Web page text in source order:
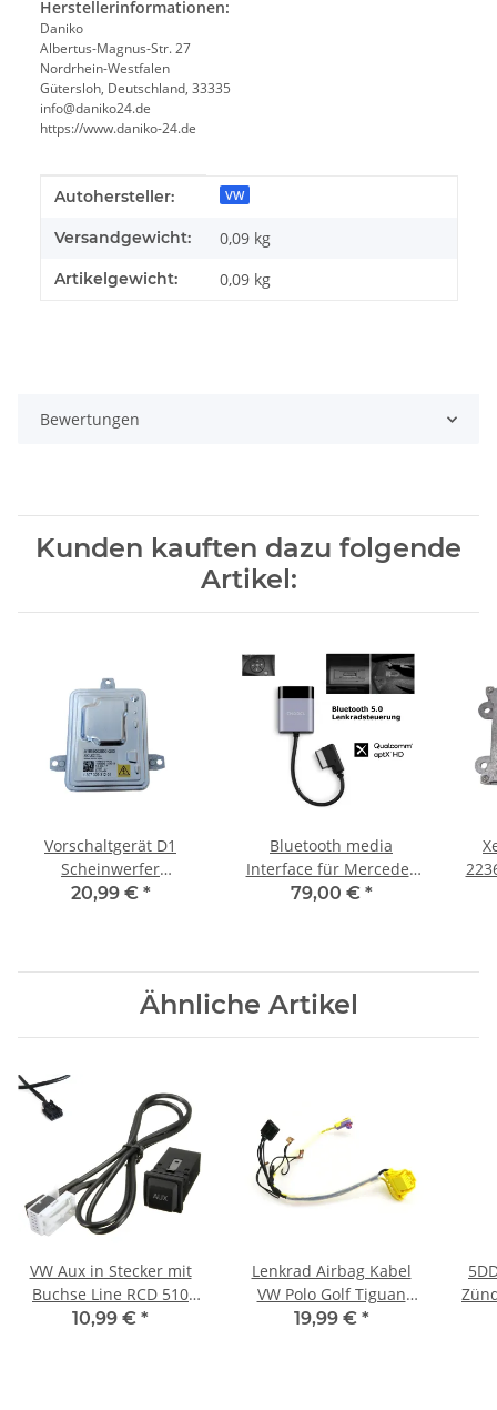
Herstellerinformationen:
Daniko
Albertus-Magnus-Str. 27
Nordrhein-Westfalen
Gütersloh, Deutschland, 33335
info@daniko24.de
https://www.daniko-24.de
Produkteigenschaft
Wert
Autohersteller: VW
Versandgewicht: 0,09 kg
Artikelgewicht: 0,09 kg
Bewertungen
Kunden kauften dazu folgende
Artikel:
Vorschaltgerät D1
Scheinwerfer
A1669002800
20,99 € *
Bluetooth media
Interface für Mercedes
MB AMI Schnittstelle B C
79,00 € *
Ähnliche Artikel
VW Aux in Stecker mit
Buchse Line RCD 510
RNS510 310
10,99 € *
Lenkrad Airbag Kabel
VW Polo Golf Tiguan
Touran 5K0971584C MFL
19,99 € *